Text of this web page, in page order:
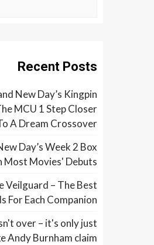
Recent Posts
New Day’s Kingpin
MCU 1 Step Closer
A Dream Crossover
Day’s Week 2 Box
Most Movies' Debuts
Veilguard – The Best
For Each Companion
over – it's only just
Andy Burnham claim